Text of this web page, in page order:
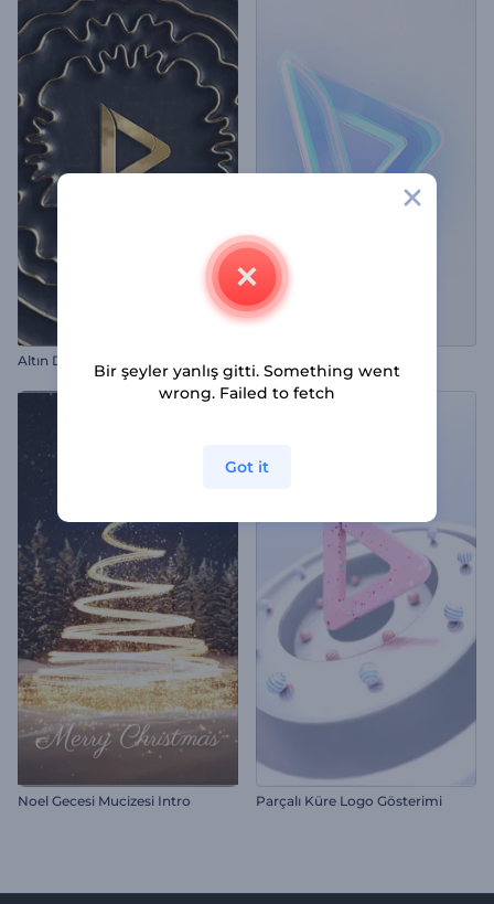
Altın Dalgalar Giriş Videosu Holografik Logo Tanıtımı
Noel Gecesi Mucizesi Intro Parçalı Küre Logo Gösterimi
Bir şeyler yanlış gitti. Something went
wrong. Failed to fetch
Got it